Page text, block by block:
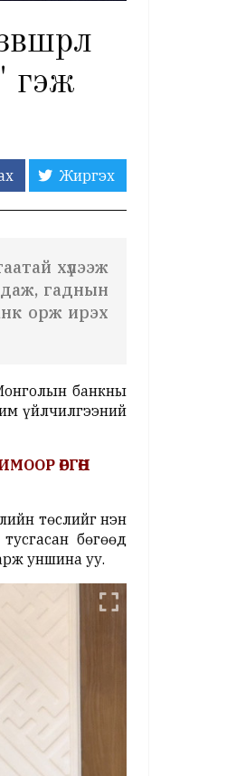
гэж
Жиргэх
хүлээж
гаднын
орж ирэх
банкны
үйлчилгээний
ӨРГӨН
төслийг нэн
бөгөөд
уншина уу.